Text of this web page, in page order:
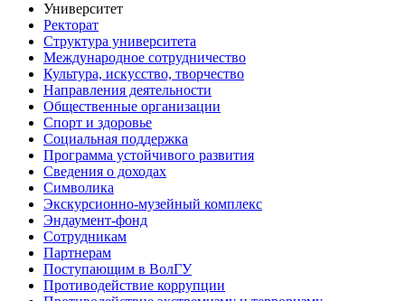
Университет
Ректорат
Структура университета
Международное сотрудничество
Культура, искусство, творчество
Направления деятельности
Общественные организации
Спорт и здоровье
Социальная поддержка
Программа устойчивого развития
Сведения о доходах
Символика
Экскурсионно-музейный комплекс
Эндаумент-фонд
Сотрудникам
Партнерам
Поступающим в ВолГУ
Противодействие коррупции